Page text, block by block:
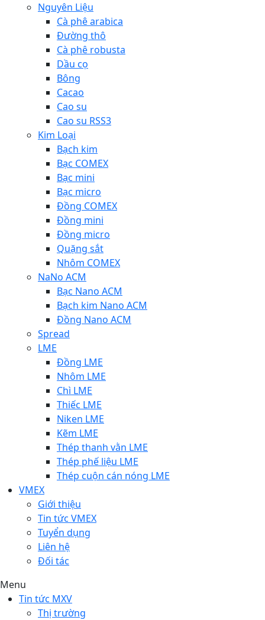
Nguyên Liệu
Cà phê arabica
Đường thô
Cà phê robusta
Dầu cọ
Bông
Cacao
Cao su
Cao su RSS3
Kim Loại
Bạch kim
Bạc COMEX
Bạc mini
Bạc micro
Đồng COMEX
Đồng mini
Đồng micro
Quặng sắt
Nhôm COMEX
NaNo ACM
Bạc Nano ACM
Bạch kim Nano ACM
Đồng Nano ACM
Spread
LME
Đồng LME
Nhôm LME
Chì LME
Thiếc LME
Niken LME
Kẽm LME
Thép thanh vằn LME
Thép phế liệu LME
Thép cuộn cán nóng LME
VMEX
Giới thiệu
Tin tức VMEX
Tuyển dụng
Liên hệ
Đối tác
Menu
Tin tức MXV
Thị trường